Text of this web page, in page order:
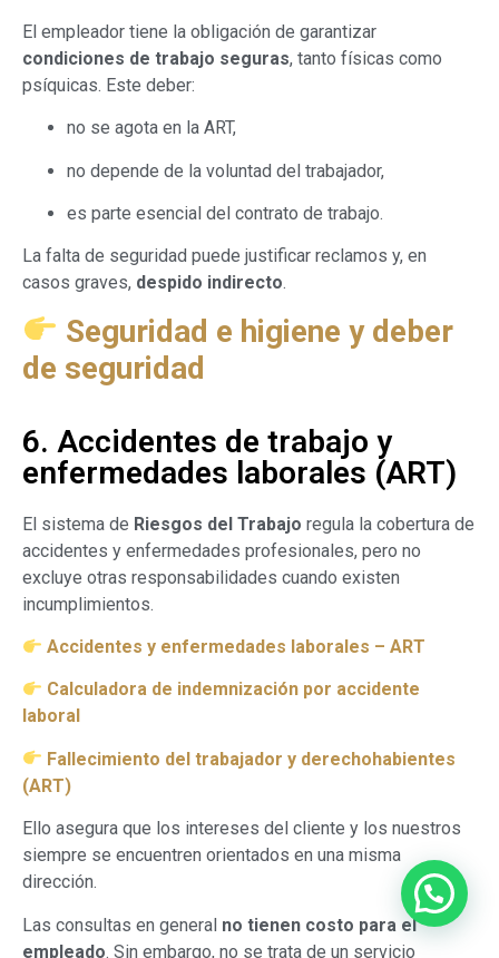
El empleador tiene la obligación de garantizar
condiciones de trabajo seguras, tanto físicas como
psíquicas. Este deber:
no se agota en la ART,
no depende de la voluntad del trabajador,
es parte esencial del contrato de trabajo.
La falta de seguridad puede justificar reclamos y, en
casos graves, despido indirecto.
Seguridad e higiene y deber
de seguridad
6. Accidentes de trabajo y
enfermedades laborales (ART)
El sistema de Riesgos del Trabajo regula la cobertura de
accidentes y enfermedades profesionales, pero no
excluye otras responsabilidades cuando existen
incumplimientos.
Accidentes y enfermedades laborales – ART
Calculadora de indemnización por accidente
laboral
Fallecimiento del trabajador y derechohabientes
(ART)
Ello asegura que los intereses del cliente y los nuestros
siempre se encuentren orientados en una misma
dirección.
Las consultas en general no tienen costo para el
empleado. Sin embargo, no se trata de un servicio